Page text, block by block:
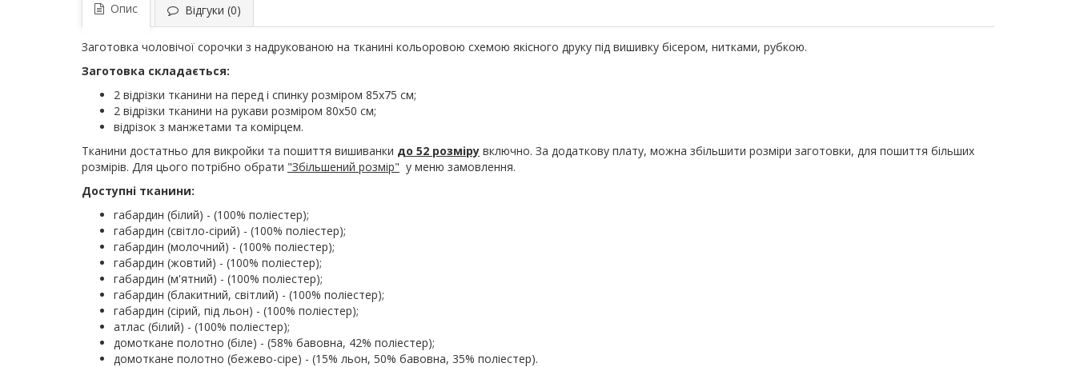
Опис Відгуки (0)
Заготовка чоловічої сорочки з надрукованою на тканині кольоровою схемою якісного друку під вишивку бісером, нитками, рубкою.
Заготовка складається:
2 відрізки тканини на перед і спинку розміром 85х75 см;
2 відрізки тканини на рукави розміром 80х50 см;
відрізок з манжетами та комірцем.
Тканини достатньо для викройки та пошиття вишиванки до 52 розміру включно. За додаткову плату, можна збільшити розміри заготовки, для пошиття більших
розмірів. Для цього потрібно обрати "Збільшений розмір" у меню замовлення.
Доступні тканини:
габардин (білий) - (100% поліестер);
габардин (світло-сірий) - (100% поліестер);
габардин (молочний) - (100% поліестер);
габардин (жовтий) - (100% поліестер);
габардин (м'ятний) - (100% поліестер);
габардин (блакитний, світлий) - (100% поліестер);
габардин (сірий, під льон) - (100% поліестер);
атлас (білий) - (100% поліестер);
домоткане полотно (біле) - (58% бавовна, 42% поліестер);
домоткане полотно (бежево-сіре) - (15% льон, 50% бавовна, 35% поліестер).